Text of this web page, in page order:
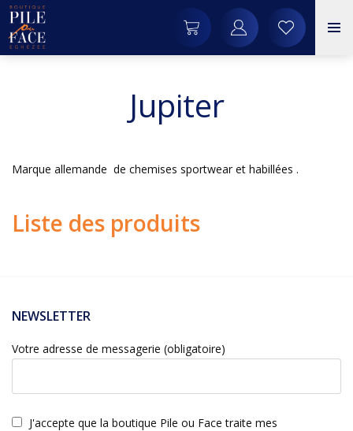
Jupiter
Marque allemande de chemises sportwear et habillées .
Liste des produits
NEWSLETTER
Votre adresse de messagerie (obligatoire)
J'accepte que la boutique Pile ou Face traite mes